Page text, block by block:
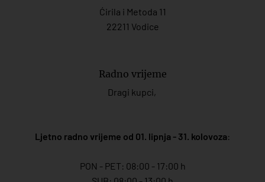
Ćirila i Metoda 11
22211 Vodice
Radno vrijeme
Dragi kupci,
Ljetno radno vrijeme od 01. lipnja - 31. kolovoza:
PON - PET: 08:00 - 17:00 h